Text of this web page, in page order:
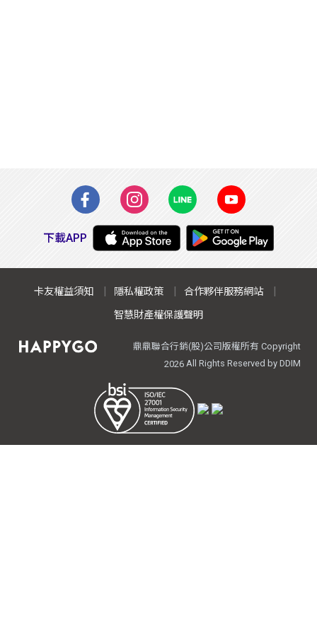
下載APP
卡友權益須知 隱私權政策
合作夥伴服務網站
智慧財產權保護聲明
鼎鼎聯合行銷(股)公司版權所有 Copyright
2026All Rights Reserved by DDIM